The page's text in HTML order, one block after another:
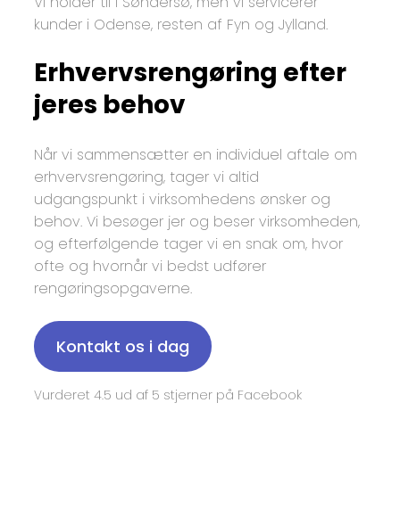
kunder i Odense, resten af Fyn og Jylland.
Erhvervsrengøring efter
jeres behov
Når vi sammensætter en individuel aftale om
erhvervsrengøring, tager vi altid
udgangspunkt i virksomhedens ønsker og
behov. Vi besøger jer og beser virksomheden,
og efterfølgende tager vi en snak om, hvor
ofte og hvornår vi bedst udfører
rengøringsopgaverne.
Kontakt os i dag
Vurderet 4.5 ud af 5 stjerner på Facebook